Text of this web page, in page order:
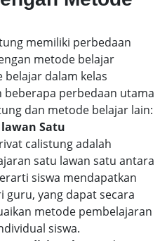
memiliki perbedaan
metode belajar
dalam kelas
perbedaan utama
dan metode belajar lain:
Satu
calistung adalah
satu lawan satu antara
siswa mendapatkan
yang dapat secara
metode pembelajaran
siswa.